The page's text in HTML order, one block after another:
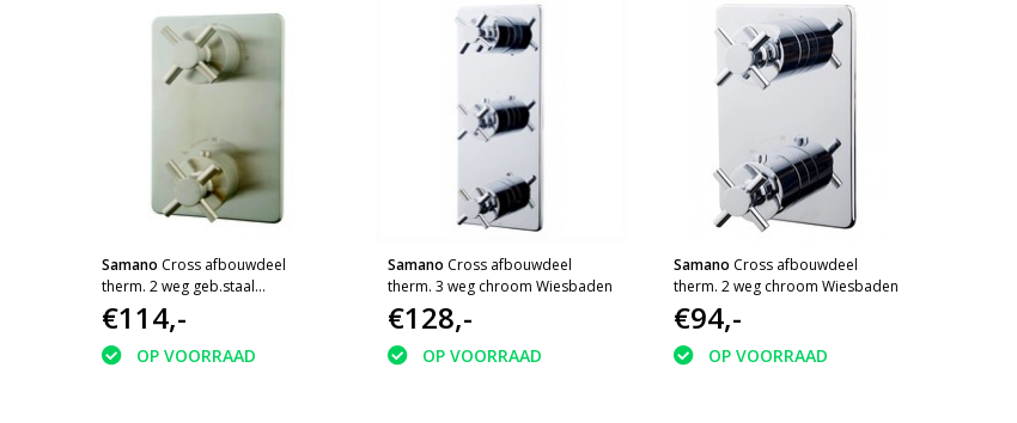
Samano Cross afbouwdeel
therm. 2 weg geb.staal
Wiesbaden
€114,-
OP VOORRAAD
Samano Cross afbouwdeel
therm. 3 weg chroom Wiesbaden
€128,-
OP VOORRAAD
Samano Cross afbouwdeel
therm. 2 weg chroom Wiesbaden
€94,-
OP VOORRAAD